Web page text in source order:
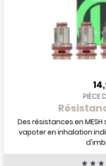
PIÈCE
Des résistances en MESH spécialement conçues pour
vapoter en inhalation indirecte